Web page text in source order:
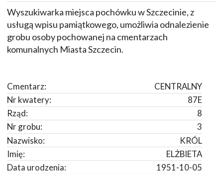
Wyszukiwarka miejsca pochówku w Szczecinie, z
usługą wpisu pamiątkowego, umożliwia odnalezienie
grobu osoby pochowanej na cmentarzach
komunalnych Miasta Szczecin.
CENTRALNY
Cmentarz:
87E
Nr kwatery:
8
Rząd:
3
Nr grobu:
KRÓL
Nazwisko:
ELŻBIETA
Imię:
1951-10-05
Data urodzenia: